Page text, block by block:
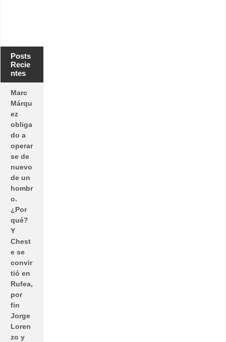
Posts
Recie
ntes
Marc
Márqu
ez
obliga
do a
operar
se de
nuevo
de un
hombr
o.
¿Por
qué?
Y
Chest
e se
convir
tió en
Rufea,
por
fin
Jorge
Loren
zo y